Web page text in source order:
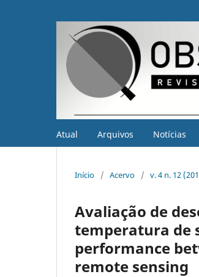
Atual Arquivos Notícias
Início / Acervo / v. 4 n. 12
Avaliação de
temperatura de
performance
remote sensing